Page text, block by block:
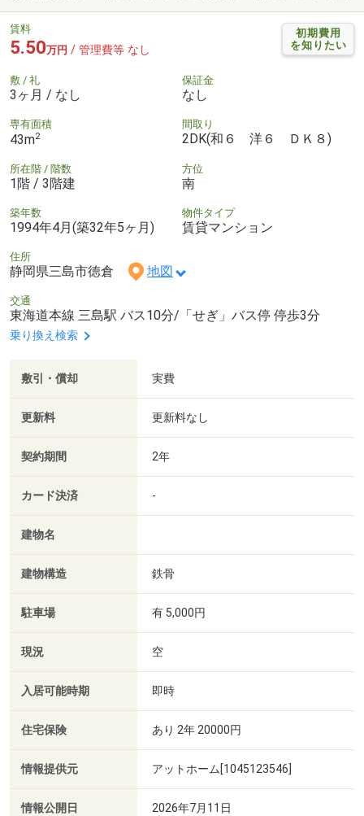
初期費用
を知りたい
賃料
5.50万円 / 管理費等 なし
敷 / 礼
3ヶ月 / なし
保証金
なし
専有面積
43m2
間取り
2DK(和６ 洋６ ＤＫ８)
所在階 / 階数
1階 / 3階建
方位
南
築年数
1994年4月(築32年5ヶ月)
物件タイプ
賃貸マンション
住所
静岡県三島市徳倉 地図
交通
東海道本線 三島駅 バス10分/「せぎ」バス停 停歩3分
乗り換え検索
敷引・償却 実費
更新料 更新料なし
契約期間 2年
カード決済 -
建物名
建物構造 鉄骨
駐車場 有 5,000円
現況 空
入居可能時期 即時
住宅保険 あり 2年 20000円
情報提供元 アットホーム[1045123546]
情報公開日 2026年7月11日